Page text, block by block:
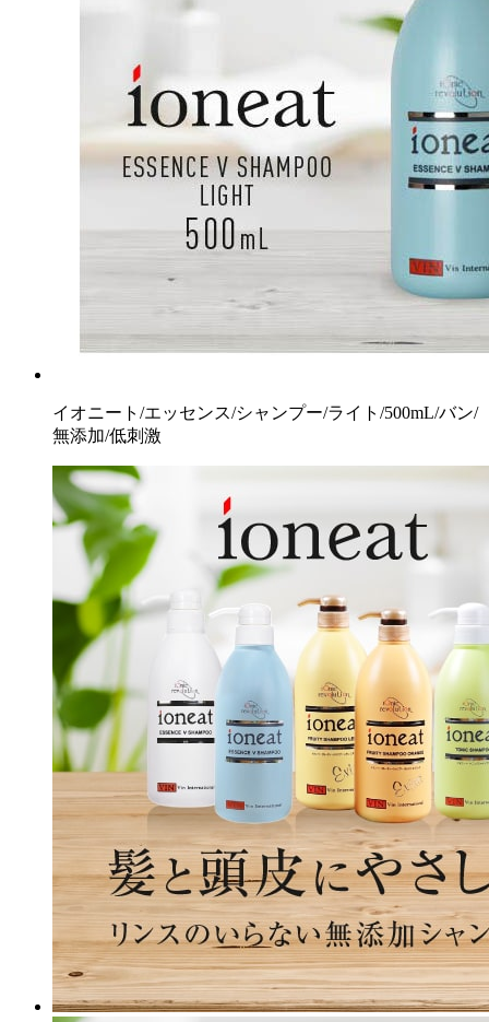
イオニート/エッセンス/シャンプー/ライト/500mL/バン/
無添加/低刺激